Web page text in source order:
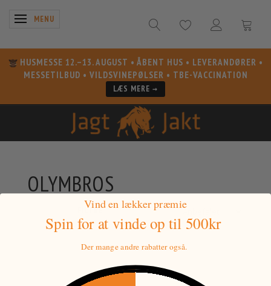
SKIFTE NAVIGATION
MENU
HUSMESSE 12.–13. AUGUST • ÅBENT HUS • LEVERANDØRER •
MESSETILBUD • VILDSVINEPØLSER • TBE-VACCINATION
LÆS MERE →
OLYMBROS
FILTRE
Vind en lækker præmie
Spin for at vindeop til 500kr
Der mange andre rabatter også.